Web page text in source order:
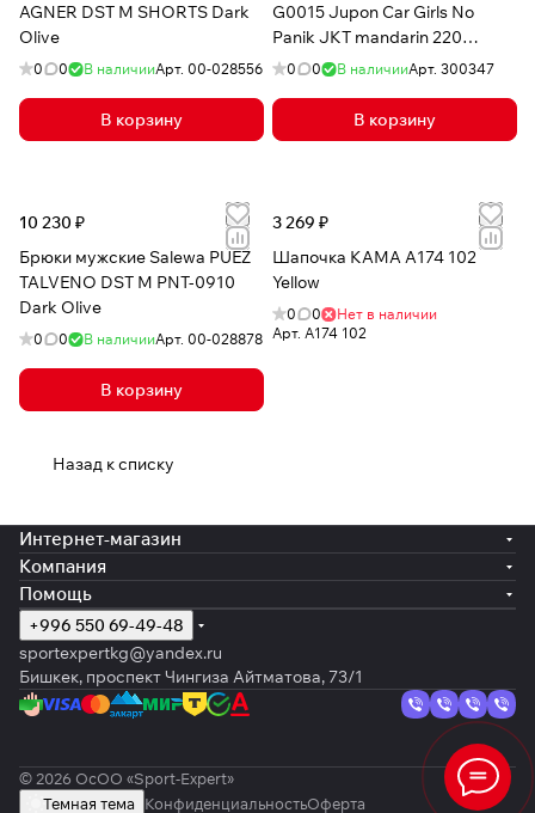
AGNER DST M SHORTS Dark
Olive
0 0 В наличииАрт. 00-028556
В корзину
G0015 Jupon Car Girls No
Panik JKT mandarin 220
Мандарин
0 0 В наличииАрт. 300347
В корзину
10 230 ₽
Брюки мужские Salewa PUEZ
TALVENO DST M PNT-0910
Dark Olive
0 0 В наличииАрт. 00-028878
В корзину
3 269 ₽
Шапочка КАМА A174 102
Yellow
0 0
Нет в наличии
Арт. A174 102
Назад к списку
Интернет-магазин
Компания
Помощь
+996 550 69-49-48
sportexpertkg@yandex.ru
Бишкек, проспект Чингиза Айтматова, 73/1
© 2026 ОсОО «Sport-Expert»
Темная тема
КонфиденциальностьОферта